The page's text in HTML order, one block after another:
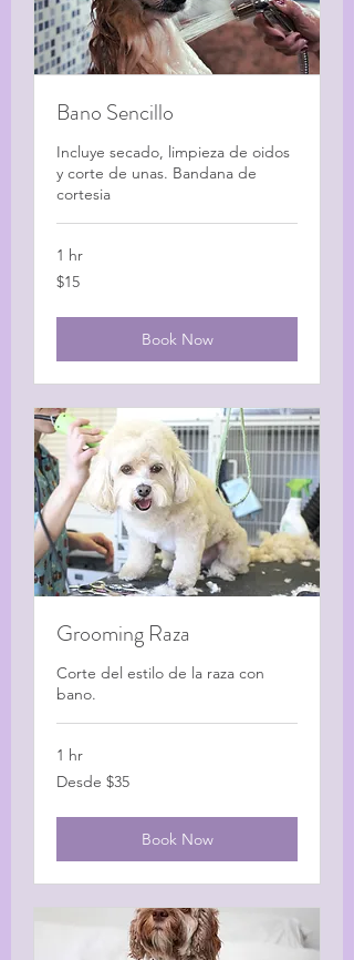
Bano Sencillo
Incluye secado, limpieza de oidos
y corte de unas. Bandana de
cortesia
1 hr
15
US
$15
Book Now
Grooming Raza
Corte del estilo de la raza con
bano.
1 hr
Desde
$35
Desde $35
Book Now